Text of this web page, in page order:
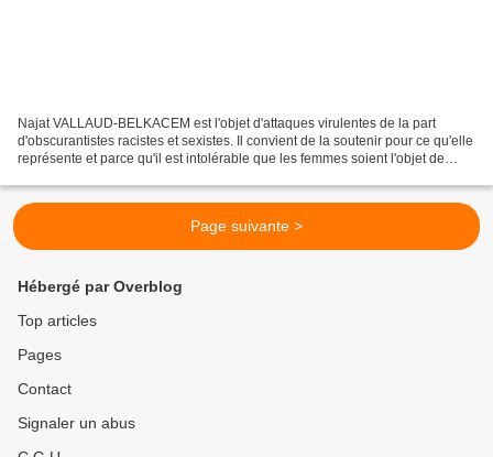
Najat VALLAUD-BELKACEM est l'objet d'attaques virulentes de la part
d'obscurantistes racistes et sexistes. Il convient de la soutenir pour ce qu'elle
représente et parce qu'il est intolérable que les femmes soient l'objet de
Page suivante >
Hébergé par Overblog
Top articles
Pages
Contact
Signaler un abus